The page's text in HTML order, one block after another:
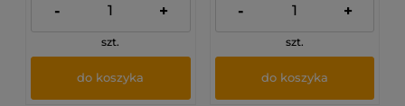
- +
szt.
do koszyka
- +
szt.
do koszyka